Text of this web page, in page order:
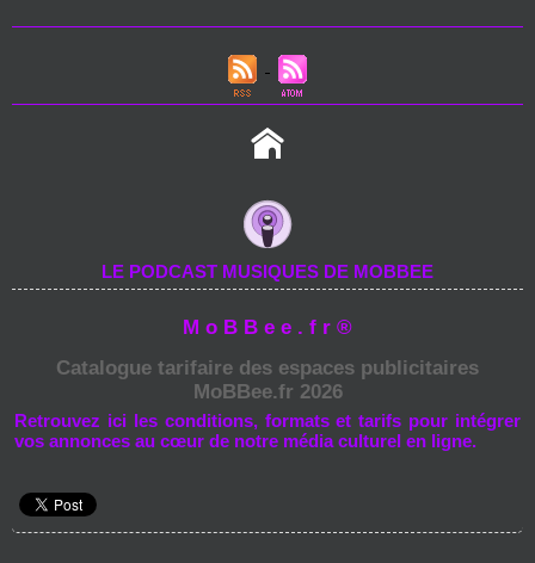
LE PODCAST MUSIQUES DE MOBBEE
M o B B e e . f r ®
Catalogue tarifaire des espaces publicitaires
MoBBee.fr 2026
Retrouvez ici les conditions, formats et tarifs pour intégrer
vos annonces au cœur de notre média culturel en ligne.